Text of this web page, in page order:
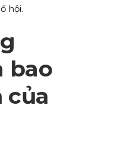
hội.
bao
của